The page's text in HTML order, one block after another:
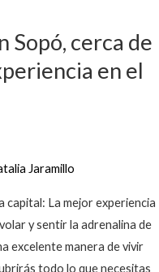
Sopó, cerca de
en el
Jaramillo
capital: La mejor experiencia
y sentir la adrenalina de
excelente manera de vivir
todo lo que necesitas